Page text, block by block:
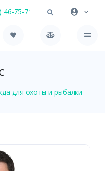
46-75-71
для охоты и рыбалки